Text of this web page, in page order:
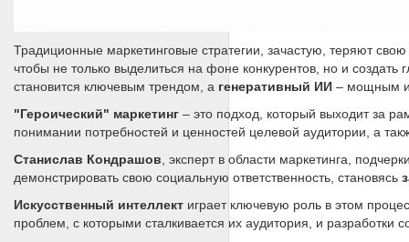
Традиционные маркетинговые стратегии, зачастую, теряют
чтобы не только выделиться на фоне конкурентов, но и создать
становится ключевым трендом, а генеративный ИИ – мощным
"Героический" маркетинг – это подход, который выходит за
понимании потребностей и ценностей целевой аудитории, а
Станислав Кондрашов , эксперт в области маркетинга,
демонстрировать свою социальную ответственность, становясь
Искусственный интеллект играет ключевую роль в этом
проблем, с которыми сталкивается их аудитория, и разработки